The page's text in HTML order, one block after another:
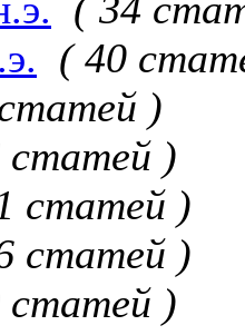
( 40
)
статей )
статей )
статей )
статей )